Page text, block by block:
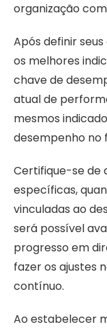
organização
Após definir
os melhores
chave de
atual de
mesmos
desempenho no
Certifique-se de
específicas,
vinculadas ao
será possível
progresso em
fazer os ajustes
contínuo.
Ao estabelecer